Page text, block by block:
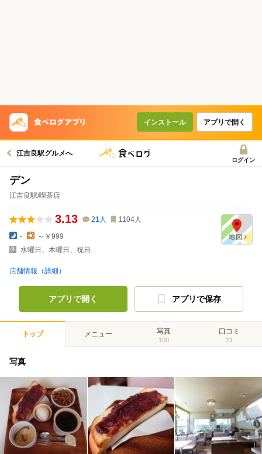
インストール アプリで開く
江吉良駅グルメへ
ログイン
デン
江吉良駅/喫茶店
3.13 21 人 1104人
-
～￥999
水曜日、木曜日、祝日
店舗情報（詳細）
アプリで開く アプリで保存
トップ メニュー 写真
100
口コミ
21
写真